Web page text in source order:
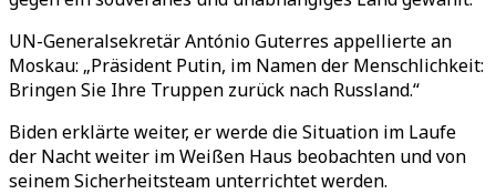
UN-Generalsekretär António Guterres appellierte an
Moskau: „Präsident Putin, im Namen der Menschlichkeit:
Bringen Sie Ihre Truppen zurück nach Russland.“
Biden erklärte weiter, er werde die Situation im Laufe
der Nacht weiter im Weißen Haus beobachten und von
seinem Sicherheitsteam unterrichtet werden.